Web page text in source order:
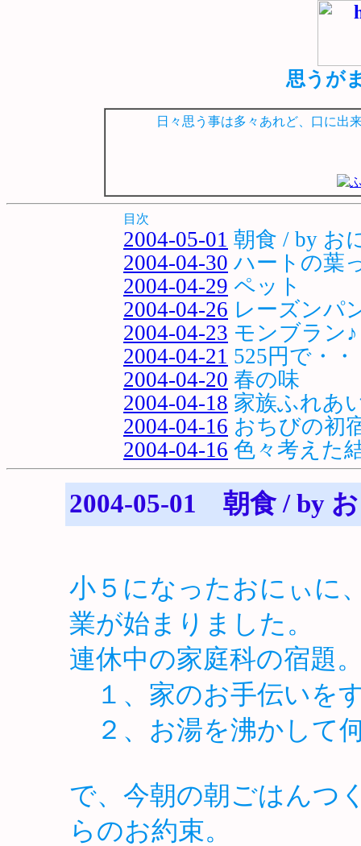
思うが
日々思う事は多々あれど、口に出
目次
2004-05-01 朝食 / by お
2004-04-30 ハートの葉
2004-04-29 ペット
2004-04-26 レーズンパ
2004-04-23 モンブラン♪
2004-04-21 525円で・・
2004-04-20 春の味
2004-04-18 家族ふれあ
2004-04-16 おちびの初
2004-04-16 色々考えた
2004-05-01 朝食 / by
小５になったおにぃに
業が始まりました。
連休中の家庭科の宿題
１、家のお手伝いを
２、お湯を沸かして
で、今朝の朝ごはんつ
らのお約束。